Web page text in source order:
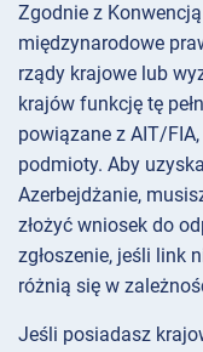
Zgodnie z
międzynarodowe
rządy krajowe lub
krajów funkcję tę
powiązane z AIT/
podmioty. Aby
Azerbejdżanie,
złożyć wniosek do
zgłoszenie, jeśli link
różnią się w
Jeśli posiadasz